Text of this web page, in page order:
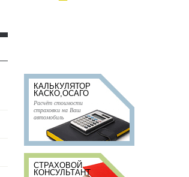
КАЛЬКУЛЯТОР
КАСКО,ОСАГО
Расчёт стоимости
страховки на Ваш
автомобиль
СТРАХОВОЙ
КОНСУЛЬТАНТ